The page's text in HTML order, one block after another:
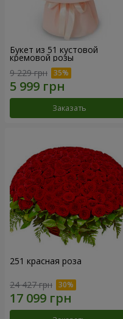
Букет из 51 кустовой
кремовой розы
9 229 грн
Заказать
251 красная роза
24 427 грн